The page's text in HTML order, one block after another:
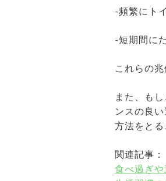
-頻繁にト
-短期間に
これらの
また、も
ンスの良
方法をとる
関連記事：
食べ過ぎ